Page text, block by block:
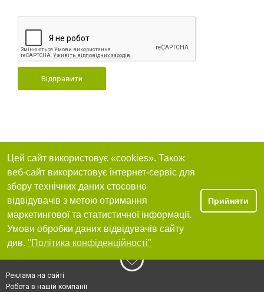
Відправити
Цей сайт використовує «cookies». Також
веб-сайт використовує інтернет-сервіс для
збору технічних даних стосовно
відвідувачів з метою отримання
маркетингової та статистичної інформації.
Умови обробки даних відвідувачів сайту
див. "Політика конфіденційності"
Прийняти
Реклама на сайті
Робота в нашій компанії